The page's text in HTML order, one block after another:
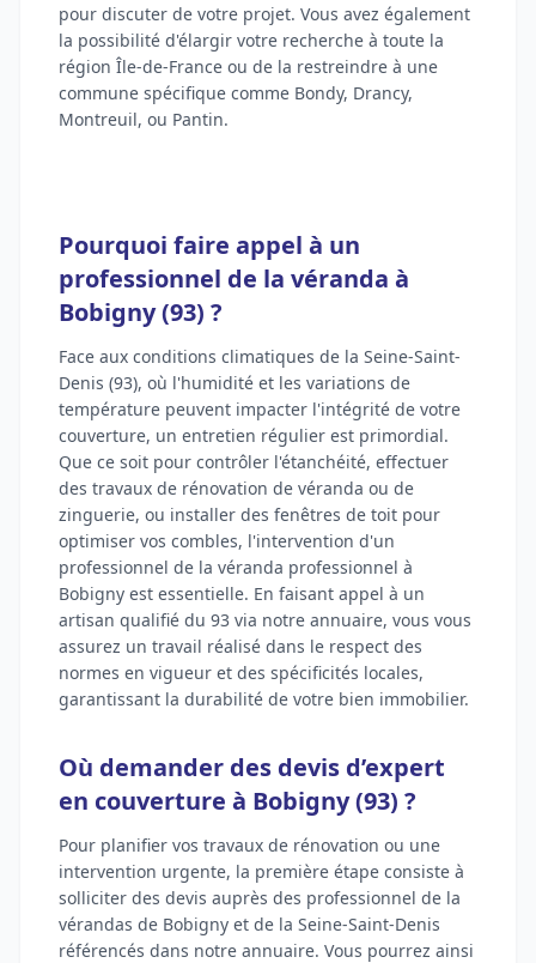
pour discuter de votre projet. Vous avez également
la possibilité d'élargir votre recherche à toute la
région Île-de-France ou de la restreindre à une
commune spécifique comme Bondy, Drancy,
Montreuil, ou Pantin.
Pourquoi faire appel à un
professionnel de la véranda à
Bobigny (93) ?
Face aux conditions climatiques de la Seine-Saint-
Denis (93), où l'humidité et les variations de
température peuvent impacter l'intégrité de votre
couverture, un entretien régulier est primordial.
Que ce soit pour contrôler l'étanchéité, effectuer
des travaux de rénovation de véranda ou de
zinguerie, ou installer des fenêtres de toit pour
optimiser vos combles, l'intervention d'un
professionnel de la véranda professionnel à
Bobigny est essentielle. En faisant appel à un
artisan qualifié du 93 via notre annuaire, vous vous
assurez un travail réalisé dans le respect des
normes en vigueur et des spécificités locales,
garantissant la durabilité de votre bien immobilier.
Où demander des devis d’expert
en couverture à Bobigny (93) ?
Pour planifier vos travaux de rénovation ou une
intervention urgente, la première étape consiste à
solliciter des devis auprès des professionnel de la
vérandas de Bobigny et de la Seine-Saint-Denis
référencés dans notre annuaire. Vous pourrez ainsi